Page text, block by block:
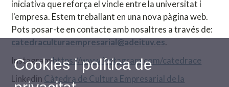
iniciativa que reforça el vincle entre la universitat i
l'empresa. Estem treballant en una nova pàgina web.
Pots posar-te en contacte amb nosaltres a través de:
catedraculturaempresarial@adeituv.es.
Instagramhttps://www.instagram.com/catedrace
Linkedin Càtedra de Cultura Empresarial de la
Cookies i política de